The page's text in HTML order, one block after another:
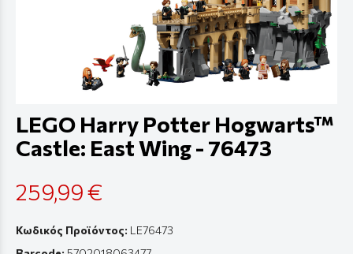
LEGO Harry Potter Hogwarts™
Castle: East Wing - 76473
259,99 €
Κωδικός Προϊόντος: LE76473